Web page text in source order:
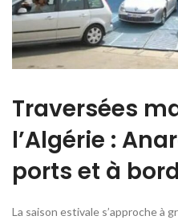
Traversées
l’Algérie :
ports et à
La saison estivale s’approche à